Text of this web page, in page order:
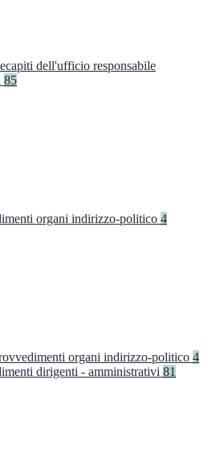
dell'ufficio responsabile
85
organi indirizzo-politico 4
organi indirizzo-politico 4
dirigenti - amministrativi 81